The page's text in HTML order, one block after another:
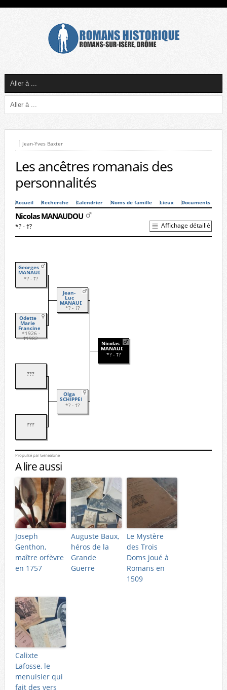
Jean-Yves Baxter
Les ancêtres romanais des
personnalités
Accueil Recherche Calendrier Noms de famille Lieux Documents
Nicolas MANAUDOU
*? - †? Affichage détaillé
Georges
MANAUDOU
*? - †?
Odette
Marie
Francine
SÉNAC
*1926 -
†1982
???
???
Jean-
Luc
MANAUDOU
*? - †?
Olga
SCHIPPERS
*? - †?
Nicolas
MANAUDOU
*? - †?
Propulsé par Genealone
A lire aussi
Joseph
Genthon,
maître orfèvre
en 1757
Auguste Baux,
héros de la
Grande
Guerre
Le Mystère
des Trois
Doms joué à
Romans en
1509
Calixte
Lafosse, le
menuisier qui
fait des vers